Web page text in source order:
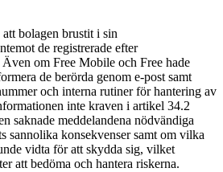
bolagen brustit i sin
de registrerade efter
om Free Mobile och Free hade
de berörda genom e-post samt
och interna rutiner för hantering av
inte kraven i artikel 34.2
saknade meddelandena nödvändiga
sannolika konsekvenser samt om vilka
vidta för att skydda sig, vilket
att bedöma och hantera riskerna.